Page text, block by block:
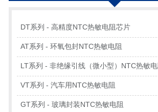
DT系列 - 高精度NTC热敏电阻芯片
AT系列 - 环氧包封NTC热敏电阻
LT系列 - 非绝缘引线（微小型）NTC热敏电
VT系列 - 汽车用NTC热敏电阻
GT系列 - 玻璃封装NTC热敏电阻